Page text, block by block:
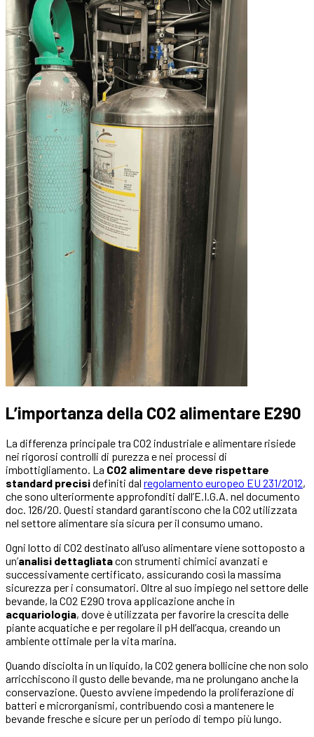
L’importanza della CO2 alimentare E290
La differenza principale tra CO2 industriale e alimentare risiede
nei rigorosi controlli di purezza e nei processi di
imbottigliamento. La CO2 alimentare deve rispettare
standard precisidefiniti dal regolamento europeo EU 231/2012,
che sono ulteriormente approfonditi dall’E.I.G.A. nel documento
doc. 126/20. Questi standard garantiscono che la CO2 utilizzata
nel settore alimentare sia sicura per il consumo umano.
Ogni lotto di CO2 destinato all’uso alimentare viene sottoposto a
un’analisi dettagliatacon strumenti chimici avanzati e
successivamente certificato, assicurando così la massima
sicurezza per i consumatori. Oltre al suo impiego nel settore delle
bevande, la CO2 E290 trova applicazione anche in
acquariologia, dove è utilizzata per favorire la crescita delle
piante acquatiche e per regolare il pH dell’acqua, creando un
ambiente ottimale per la vita marina.
Quando disciolta in un liquido, la CO2 genera bollicine che non solo
arricchiscono il gusto delle bevande, ma ne prolungano anche la
conservazione. Questo avviene impedendo la proliferazione di
batteri e microrganismi, contribuendo così a mantenere le
bevande fresche e sicure per un periodo di tempo più lungo.